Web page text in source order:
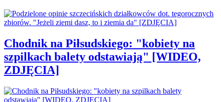
Chodnik na Piłsudskiego: "kobiety na
szpilkach balety odstawiają" [WIDEO,
ZDJĘCIA]